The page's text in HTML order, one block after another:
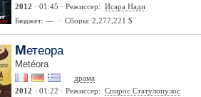
2012 · 01:45 · Режиссер: Исара Нади
Бюджет: — · Сборы: 2,277,221 $
Метеора
Metéora
драма
2012 · 01:22 · Режиссер: Спирос Статулопулос